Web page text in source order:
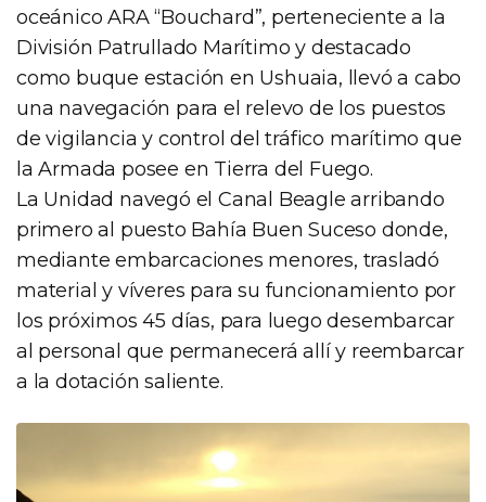
oceánico ARA “Bouchard”, perteneciente a la
División Patrullado Marítimo y destacado
como buque estación en Ushuaia, llevó a cabo
una navegación para el relevo de los puestos
de vigilancia y control del tráfico marítimo que
la Armada posee en Tierra del Fuego.
La Unidad navegó el Canal Beagle arribando
primero al puesto Bahía Buen Suceso donde,
mediante embarcaciones menores, trasladó
material y víveres para su funcionamiento por
los próximos 45 días, para luego desembarcar
al personal que permanecerá allí y reembarcar
a la dotación saliente.